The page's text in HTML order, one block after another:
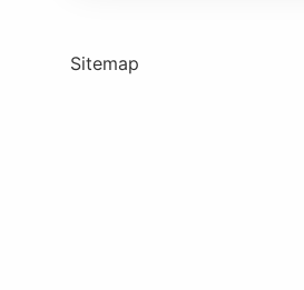
Sitemap